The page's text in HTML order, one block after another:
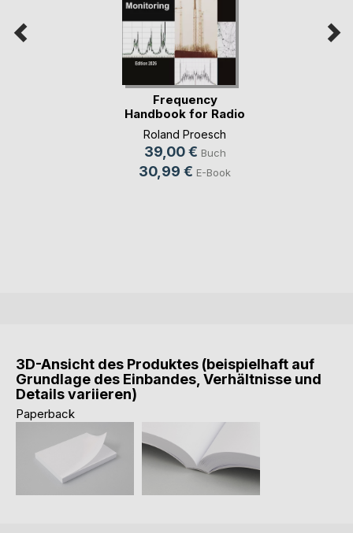
Frequency
Handbook for Radio
Monit(...)
Roland Proesch
39,00 € Buch
30,99 € E-Book
3D-Ansicht des Produktes (beispielhaft auf
Grundlage des Einbandes, Verhältnisse und
Details variieren)
Paperback